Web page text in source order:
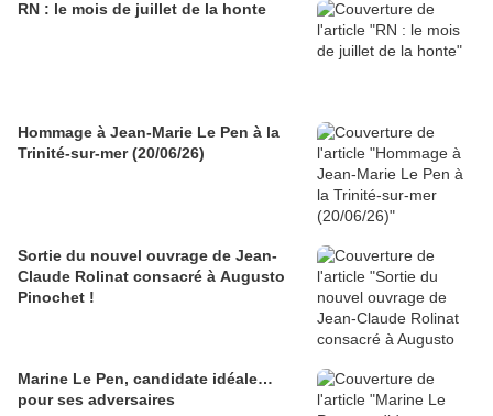
RN : le mois de juillet de la honte
Hommage à Jean-Marie Le Pen à la
Trinité-sur-mer (20/06/26)
Sortie du nouvel ouvrage de Jean-
Claude Rolinat consacré à Augusto
Pinochet !
Marine Le Pen, candidate idéale…
pour ses adversaires